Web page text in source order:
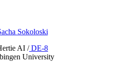
Sokoloski
AI /DE-8
University